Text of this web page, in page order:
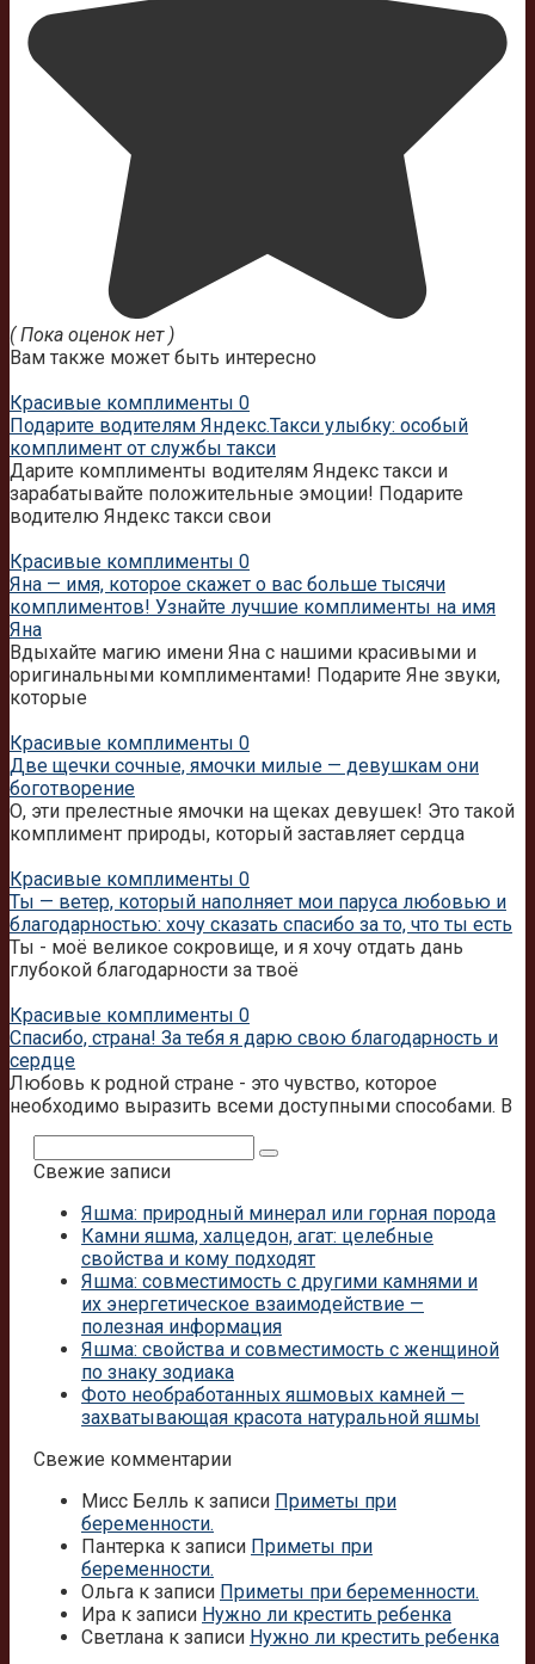
( Пока оценок нет )
Вам также может быть интересно
Красивые комплименты 0
Подарите водителям Яндекс.Такси улыбку: особый
комплимент от службы такси
Дарите комплименты водителям Яндекс такси и
зарабатывайте положительные эмоции! Подарите
водителю Яндекс такси свои
Красивые комплименты 0
Яна — имя, которое скажет о вас больше тысячи
комплиментов! Узнайте лучшие комплименты на имя
Яна
Вдыхайте магию имени Яна с нашими красивыми и
оригинальными комплиментами! Подарите Яне звуки,
которые
Красивые комплименты 0
Две щечки сочные, ямочки милые — девушкам они
боготворение
О, эти прелестные ямочки на щеках девушек! Это такой
комплимент природы, который заставляет сердца
Красивые комплименты 0
Ты — ветер, который наполняет мои паруса любовью и
благодарностью: хочу сказать спасибо за то, что ты есть
Ты - моё великое сокровище, и я хочу отдать дань
глубокой благодарности за твоё
Красивые комплименты 0
Спасибо, страна! За тебя я дарю свою благодарность и
сердце
Любовь к родной стране - это чувство, которое
необходимо выразить всеми доступными способами. В
Свежие записи
Яшма: природный минерал или горная порода
Камни яшма, халцедон, агат: целебные
свойства и кому подходят
Яшма: совместимость с другими камнями и
их энергетическое взаимодействие —
полезная информация
Яшма: свойства и совместимость с женщиной
по знаку зодиака
Фото необработанных яшмовых камней —
захватывающая красота натуральной яшмы
Свежие комментарии
Мисс Белль к записи Приметы при
беременности.
Пантерка к записи Приметы при
беременности.
Ольга к записи Приметы при беременности.
Ира к записи Нужно ли крестить ребенка
Светлана к записи Нужно ли крестить ребенка